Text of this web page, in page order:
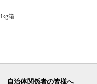
箱
自治体関係者の皆様へ